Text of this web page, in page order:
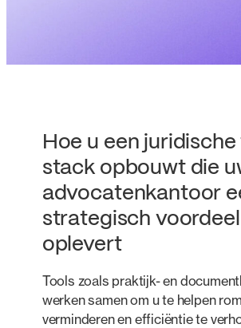
Hoe u een
stack opbouwt die
advocatenkantoor
strategisch voordeel
oplevert
Tools zoals praktijk- en
werken samen om u te helpen
verminderen en efficiëntie te